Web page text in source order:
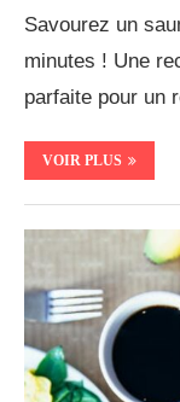
Savourez un
minutes ! Une
parfaite pour un
VOIR PLUS